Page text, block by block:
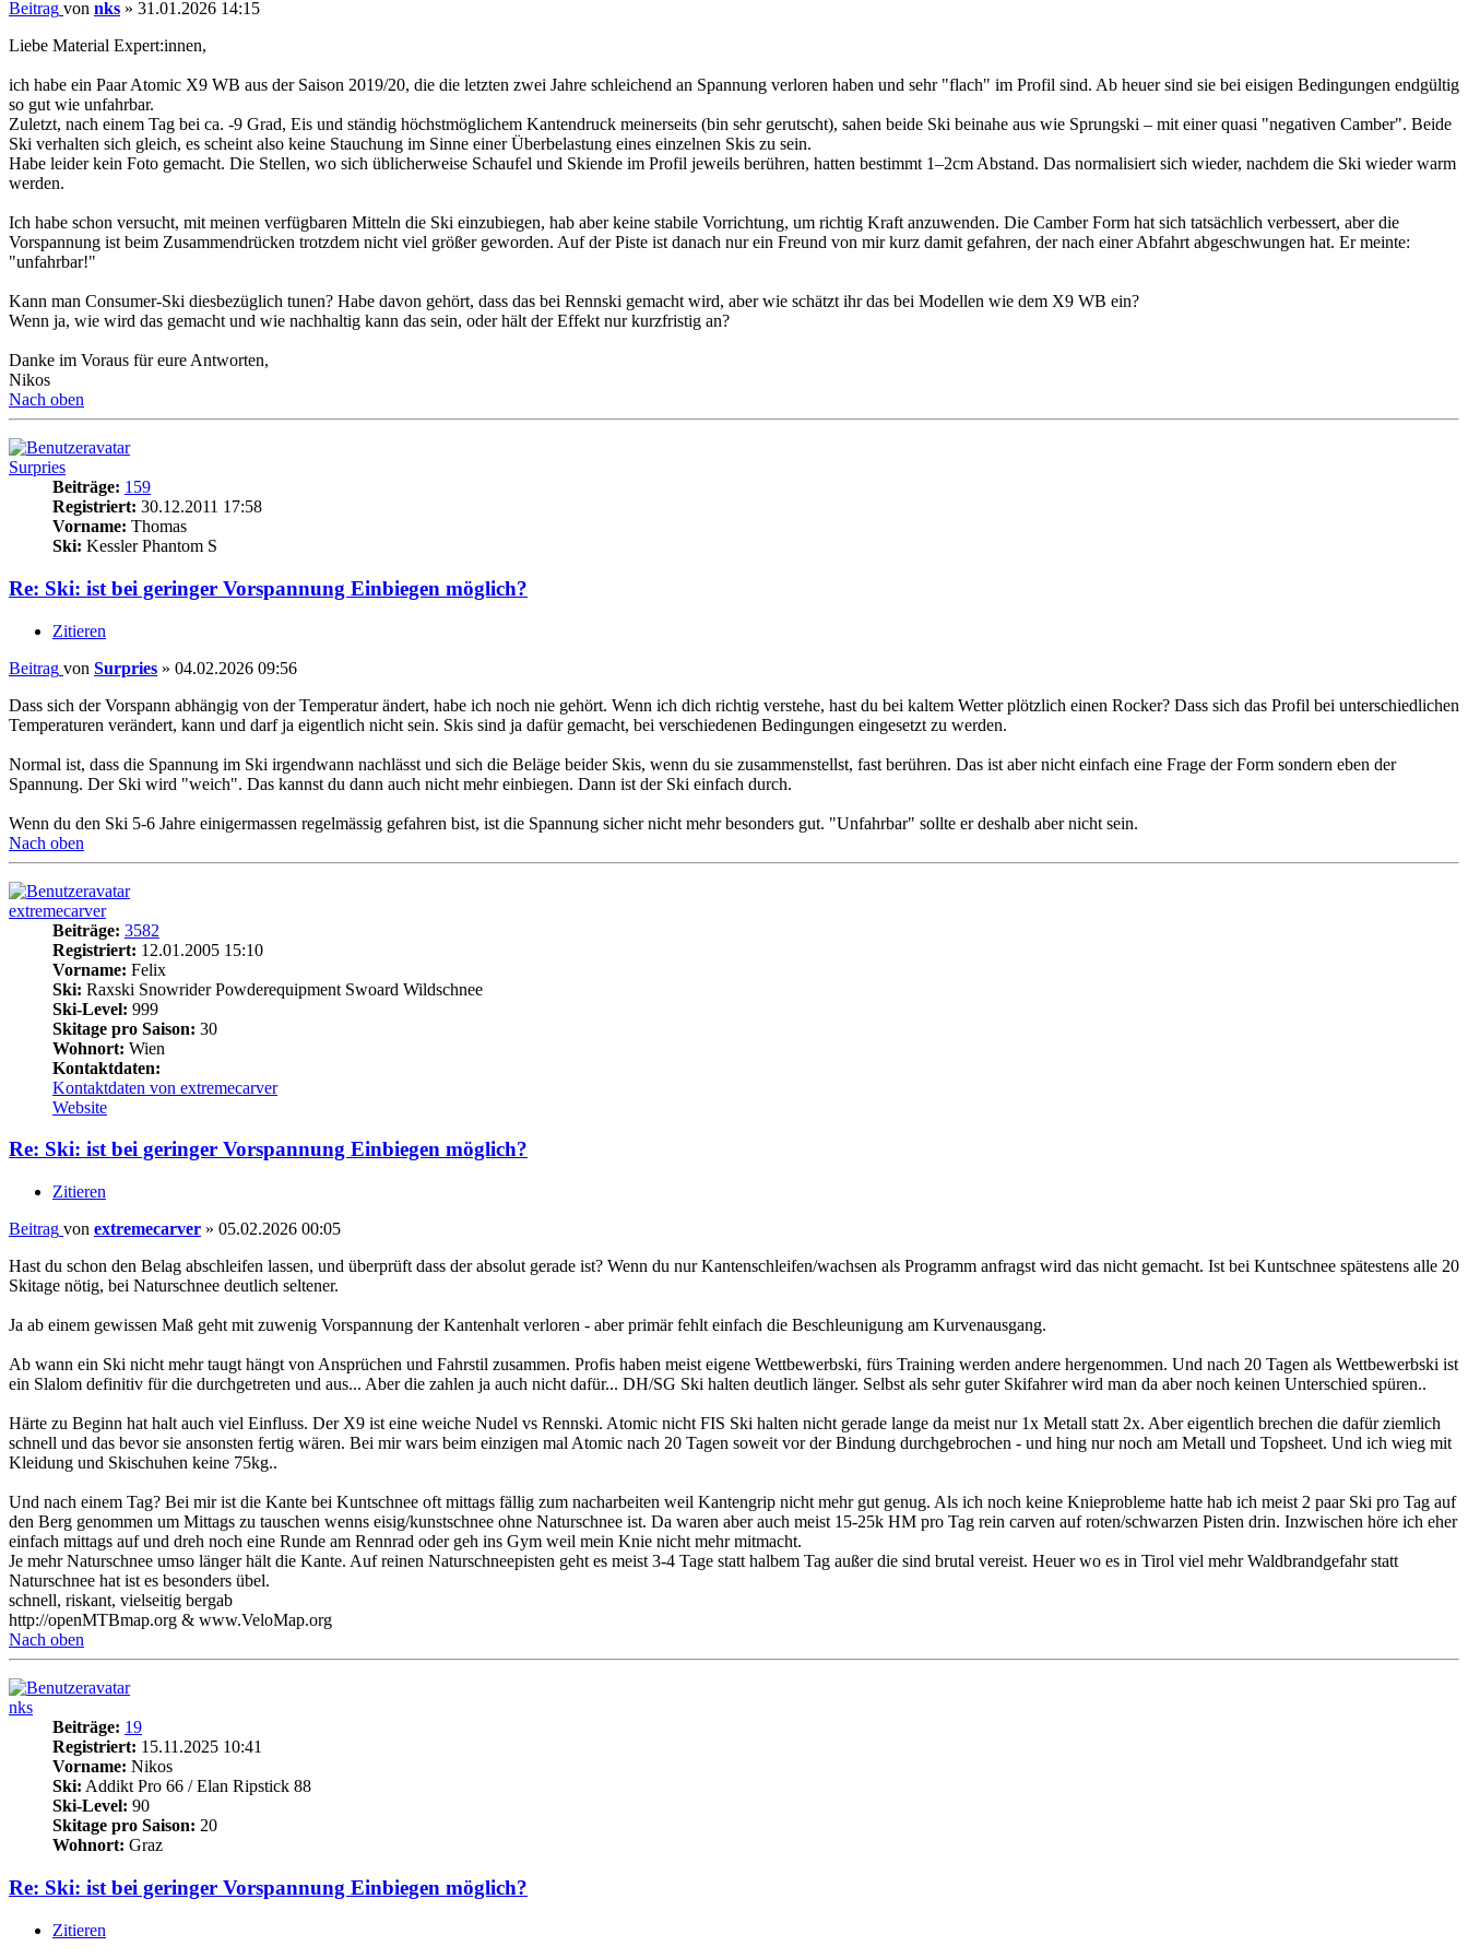
Beitrag von nks » 31.01.2026 14:15
Liebe Material Expert:innen,
ich habe ein Paar Atomic X9 WB aus der Saison 2019/20, die die letzten zwei Jahre schleichend an Spannung verloren haben und sehr "flach" im Profil sind. Ab heuer sind sie bei eisigen Bedingungen endgültig
so gut wie unfahrbar.
Zuletzt, nach einem Tag bei ca. -9 Grad, Eis und ständig höchstmöglichem Kantendruck meinerseits (bin sehr gerutscht), sahen beide Ski beinahe aus wie Sprungski – mit einer quasi "negativen Camber". Beide
Ski verhalten sich gleich, es scheint also keine Stauchung im Sinne einer Überbelastung eines einzelnen Skis zu sein.
Habe leider kein Foto gemacht. Die Stellen, wo sich üblicherweise Schaufel und Skiende im Profil jeweils berühren, hatten bestimmt 1–2cm Abstand. Das normalisiert sich wieder, nachdem die Ski wieder warm
werden.
Ich habe schon versucht, mit meinen verfügbaren Mitteln die Ski einzubiegen, hab aber keine stabile Vorrichtung, um richtig Kraft anzuwenden. Die Camber Form hat sich tatsächlich verbessert, aber die
Vorspannung ist beim Zusammendrücken trotzdem nicht viel größer geworden. Auf der Piste ist danach nur ein Freund von mir kurz damit gefahren, der nach einer Abfahrt abgeschwungen hat. Er meinte:
"unfahrbar!"
Kann man Consumer-Ski diesbezüglich tunen? Habe davon gehört, dass das bei Rennski gemacht wird, aber wie schätzt ihr das bei Modellen wie dem X9 WB ein?
Wenn ja, wie wird das gemacht und wie nachhaltig kann das sein, oder hält der Effekt nur kurzfristig an?
Danke im Voraus für eure Antworten,
Nikos
Nach oben
Surpries
Beiträge: 159
Registriert: 30.12.2011 17:58
Vorname: Thomas
Ski: Kessler Phantom S
Re: Ski: ist bei geringer Vorspannung Einbiegen möglich?
Zitieren
Beitrag von Surpries » 04.02.2026 09:56
Dass sich der Vorspann abhängig von der Temperatur ändert, habe ich noch nie gehört. Wenn ich dich richtig verstehe, hast du bei kaltem Wetter plötzlich einen Rocker? Dass sich das Profil bei unterschiedlichen
Temperaturen verändert, kann und darf ja eigentlich nicht sein. Skis sind ja dafür gemacht, bei verschiedenen Bedingungen eingesetzt zu werden.
Normal ist, dass die Spannung im Ski irgendwann nachlässt und sich die Beläge beider Skis, wenn du sie zusammenstellst, fast berühren. Das ist aber nicht einfach eine Frage der Form sondern eben der
Spannung. Der Ski wird "weich". Das kannst du dann auch nicht mehr einbiegen. Dann ist der Ski einfach durch.
Wenn du den Ski 5-6 Jahre einigermassen regelmässig gefahren bist, ist die Spannung sicher nicht mehr besonders gut. "Unfahrbar" sollte er deshalb aber nicht sein.
Nach oben
extremecarver
Beiträge: 3582
Registriert: 12.01.2005 15:10
Vorname: Felix
Ski: Raxski Snowrider Powderequipment Swoard Wildschnee
Ski-Level: 999
Skitage pro Saison: 30
Wohnort: Wien
Kontaktdaten:
Kontaktdaten von extremecarver
Website
Re: Ski: ist bei geringer Vorspannung Einbiegen möglich?
Zitieren
Beitrag von extremecarver » 05.02.2026 00:05
Hast du schon den Belag abschleifen lassen, und überprüft dass der absolut gerade ist? Wenn du nur Kantenschleifen/wachsen als Programm anfragst wird das nicht gemacht. Ist bei Kuntschnee spätestens alle 20
Skitage nötig, bei Naturschnee deutlich seltener.
Ja ab einem gewissen Maß geht mit zuwenig Vorspannung der Kantenhalt verloren - aber primär fehlt einfach die Beschleunigung am Kurvenausgang.
Ab wann ein Ski nicht mehr taugt hängt von Ansprüchen und Fahrstil zusammen. Profis haben meist eigene Wettbewerbski, fürs Training werden andere hergenommen. Und nach 20 Tagen als Wettbewerbski ist
ein Slalom definitiv für die durchgetreten und aus... Aber die zahlen ja auch nicht dafür... DH/SG Ski halten deutlich länger. Selbst als sehr guter Skifahrer wird man da aber noch keinen Unterschied spüren..
Härte zu Beginn hat halt auch viel Einfluss. Der X9 ist eine weiche Nudel vs Rennski. Atomic nicht FIS Ski halten nicht gerade lange da meist nur 1x Metall statt 2x. Aber eigentlich brechen die dafür ziemlich
schnell und das bevor sie ansonsten fertig wären. Bei mir wars beim einzigen mal Atomic nach 20 Tagen soweit vor der Bindung durchgebrochen - und hing nur noch am Metall und Topsheet. Und ich wieg mit
Kleidung und Skischuhen keine 75kg..
Und nach einem Tag? Bei mir ist die Kante bei Kuntschnee oft mittags fällig zum nacharbeiten weil Kantengrip nicht mehr gut genug. Als ich noch keine Knieprobleme hatte hab ich meist 2 paar Ski pro Tag auf
den Berg genommen um Mittags zu tauschen wenns eisig/kunstschnee ohne Naturschnee ist. Da waren aber auch meist 15-25k HM pro Tag rein carven auf roten/schwarzen Pisten drin. Inzwischen höre ich eher
einfach mittags auf und dreh noch eine Runde am Rennrad oder geh ins Gym weil mein Knie nicht mehr mitmacht.
Je mehr Naturschnee umso länger hält die Kante. Auf reinen Naturschneepisten geht es meist 3-4 Tage statt halbem Tag außer die sind brutal vereist. Heuer wo es in Tirol viel mehr Waldbrandgefahr statt
Naturschnee hat ist es besonders übel.
schnell, riskant, vielseitig bergab
http://openMTBmap.org & www.VeloMap.org
Nach oben
nks
Beiträge: 19
Registriert: 15.11.2025 10:41
Vorname: Nikos
Ski: Addikt Pro 66 / Elan Ripstick 88
Ski-Level: 90
Skitage pro Saison: 20
Wohnort: Graz
Re: Ski: ist bei geringer Vorspannung Einbiegen möglich?
Zitieren